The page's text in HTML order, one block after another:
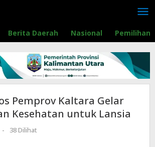
Berita Daerah Nasional Pemilihan
Pemprov Kaltara Gelar
Kesehatan untuk Lansia
oleh
-
38 Dilihat